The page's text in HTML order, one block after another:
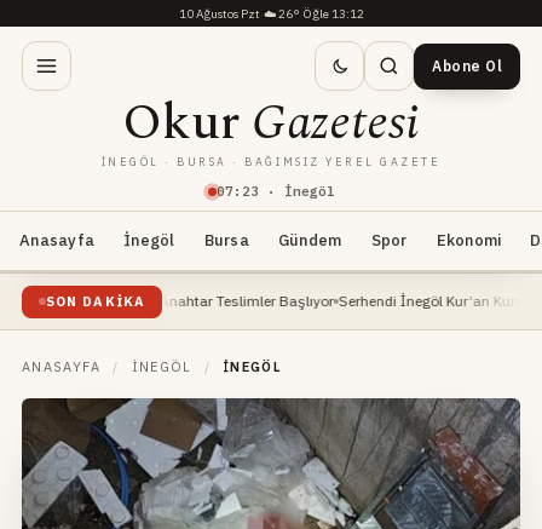
10 Ağustos Pzt·☁️26°·Öğle 13:12
07: 23 · İnegöl
OkurGazetesi
İNEGÖL · BURSA · BAĞIMSIZ YEREL GAZETE
Abone Ol
Anasayfa İnegöl Bursa Gündem Spor Ekonomi
SON DAKIKA
Hedefi: Anahtar Teslimler Başlıyor Serhendi İnegöl Kur’an Kursları Yaz
ANASAYFA / İNEGÖL / İNEGÖL